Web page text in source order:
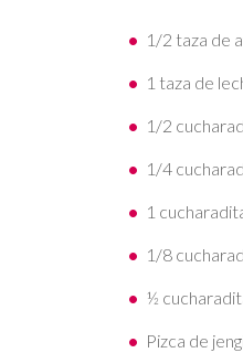
1/2 taza de
1 taza de
1/2
1/4
1
1/8
½
Pizca de